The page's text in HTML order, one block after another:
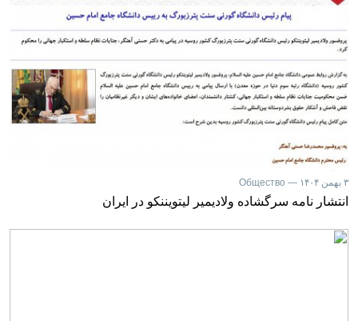
۳ بهمن ۱۴۰۴ — Общество
انتشار نامه سرگشاده ولادیمیر لیتویننکو در ایران